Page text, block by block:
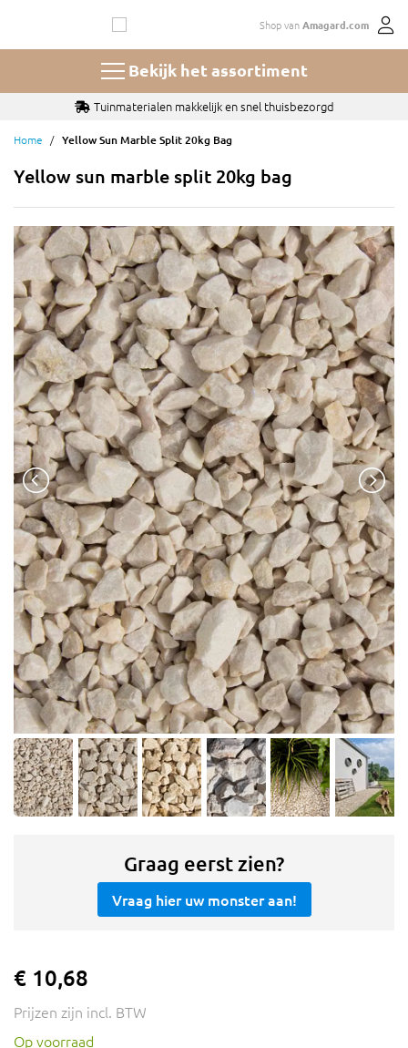
de
Shop vanAmagard.com
Bekijk het assortiment
Tuinmaterialen makkelijk en snel thuisbezorgd
Home Yellow Sun Marble Split 20kg Bag
Yellow sun marble split 20kg bag
Graag eerst zien?
Vraag hier uw monster aan!
€ 10,68
Prijzen zijn incl. BTW
Op voorraad